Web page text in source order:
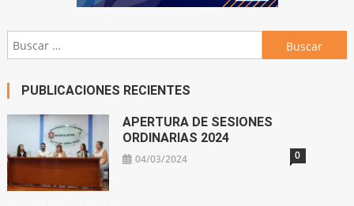
Buscar:
PUBLICACIONES RECIENTES
APERTURA DE SESIONES
ORDINARIAS 2024
04/03/2024 0